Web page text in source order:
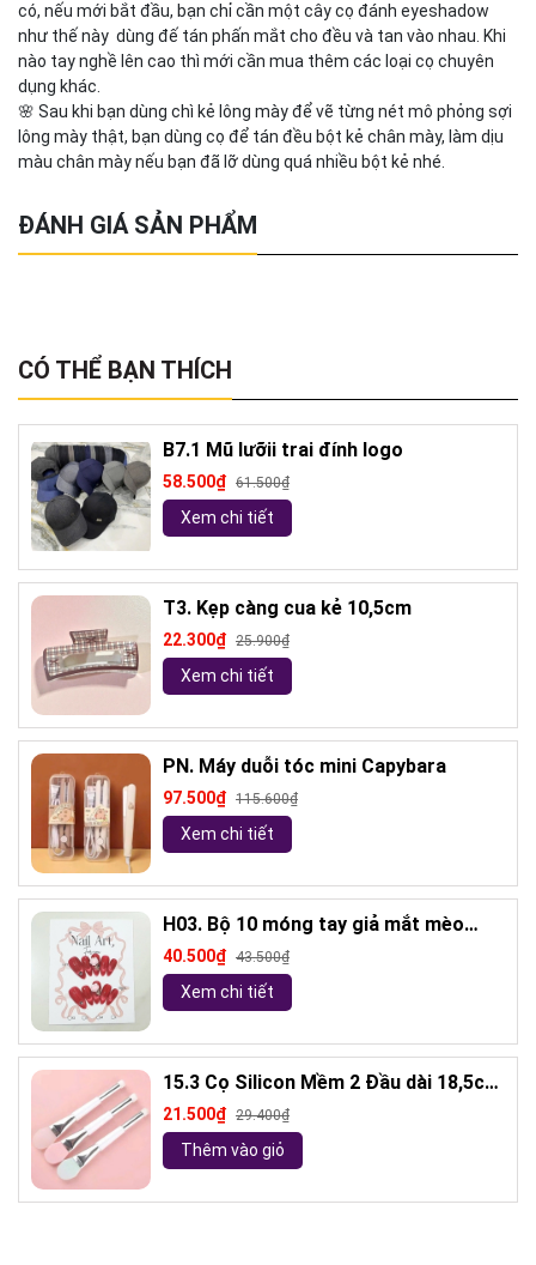
có, nếu mới bắt đầu, bạn chỉ cần một cây cọ đánh eyeshadow
như thế này dùng đế tán phấn mắt cho đều và tan vào nhau. Khi
nào tay nghề lên cao thì mới cần mua thêm các loại cọ chuyên
dụng khác.
🌸 Sau khi bạn dùng chì kẻ lông mày để vẽ từng nét mô phỏng sợi
lông mày thật, bạn dùng cọ để tán đều bột kẻ chân mày, làm dịu
màu chân mày nếu bạn đã lỡ dùng quá nhiều bột kẻ nhé.
ĐÁNH GIÁ SẢN PHẨM
CÓ THỂ BẠN THÍCH
B7.1 Mũ lưỡii trai đính logo
58.500₫ 61.500₫
Xem chi tiết
T3. Kẹp càng cua kẻ 10,5cm
22.300₫ 25.900₫
Xem chi tiết
PN. Máy duỗi tóc mini Capybara
97.500₫ 115.600₫
Xem chi tiết
H03. Bộ 10 móng tay giả mắt mèo
kèm keo và giũa móng (ngẫu nhiên)
40.500₫ 43.500₫
Xem chi tiết
15.3 Cọ Silicon Mềm 2 Đầu dài 18,5cm
( ngẫu nhiên)
21.500₫ 29.400₫
Thêm vào giỏ